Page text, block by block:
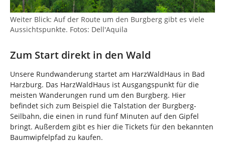
Weiter Blick: Auf der Route um den Burgberg gibt es viele
Aussichtspunkte. Fotos: Dell'Aquila
Zum Start direkt in den Wald
Unsere Rundwanderung startet am HarzWaldHaus in Bad
Harzburg. Das HarzWaldHaus ist Ausgangspunkt für die
meisten Wanderungen rund um den Burgberg. Hier
befindet sich zum Beispiel die Talstation der Burgberg-
Seilbahn, die einen in rund fünf Minuten auf den Gipfel
bringt. Außerdem gibt es hier die Tickets für den bekannten
Baumwipfelpfad zu kaufen.